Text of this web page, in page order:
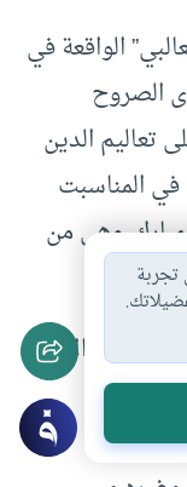
الواقعة في
الصروح
تعاليم الدين
المناسبت
وهي من
وقد تأسست هذه الزاوية عام 1612، حيث قام الأتراك
على بعض